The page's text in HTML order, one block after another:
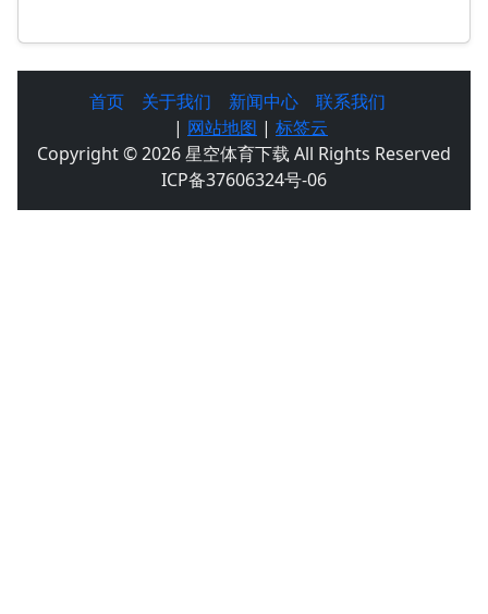
首页 关于我们 新闻中心
联系我们
| 网站地图 | 标签云
Copyright © 2026 星空体育下载 All Rights Reserved
ICP备37606324号-06